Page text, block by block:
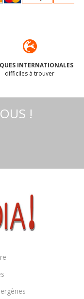
INTERNATIONALES
difficiles à trouver
!